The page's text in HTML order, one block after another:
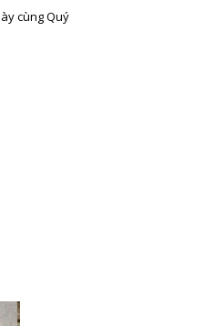
cùng Quý